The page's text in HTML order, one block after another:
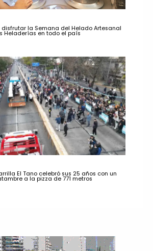
disfrutar la Semana del Helado Artesanal
Heladerías en todo el país
El Tano celebró sus 25 años con un
a la pizza de 771 metros